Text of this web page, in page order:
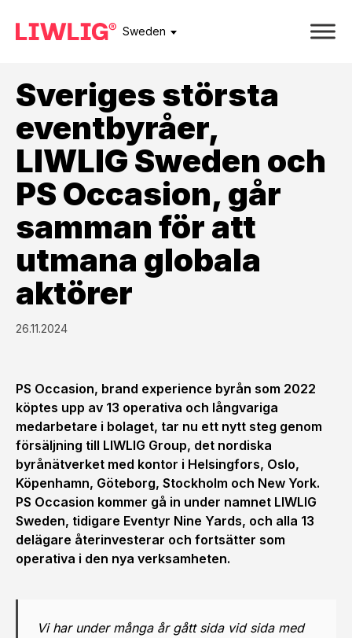
Sweden
Sveriges största
eventbyråer,
LIWLIG Sweden och
PS Occasion, går
samman för att
utmana globala
aktörer
26.11.2024
PS Occasion, brand experience byrån som 2022
köptes upp av 13 operativa och långvariga
medarbetare i bolaget, tar nu ett nytt steg genom
försäljning till LIWLIG Group, det nordiska
byrånätverket med kontor i Helsingfors, Oslo,
Köpenhamn, Göteborg, Stockholm och New York.
PS Occasion kommer gå in under namnet LIWLIG
Sweden, tidigare Eventyr Nine Yards, och alla 13
delägare återinvesterar och fortsätter som
operativa i den nya verksamheten.
Vi har under många år gått sida vid sida med